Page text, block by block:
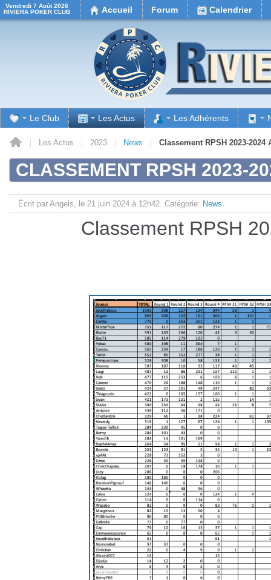
Vendredi 7 Août 2026
RIVIERA POKER CLUB
Accueil Forum Calendrier
Le Club Les Actus Les Adhérents
Les Actus 2023 News Classement RPSH 2023-2024
CLASSEMENT RPSH 2023-
Écrit par Angels, le 21 juin 2024 à 12h42. Catégorie: News.
Classement RPSH